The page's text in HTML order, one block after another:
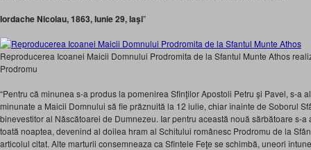
Iordache Nicolau, 1863, Iunie 29, Iaşi”
Reproducerea Icoanei Maicii Domnului Prodromita de la Sfantul Munte Athos
Prodromu
“Pentru că minunea s-a produs la pomenirea Sfinţilor Apostoli Petru şi Pavel, s-a
minunate a Maicii Domnului să fie prăznuită la 12 iulie, chiar înainte de Soborul
binevestitor al Născătoarei de Dumnezeu. Iar pentru această nouă sărbătoare s-
toată noaptea, devenind al doilea hram al Schitului românesc Prodromu de la
articolul citat. Alte marturii consemneaza ca Sfintele Feţe se schimbă, uneori